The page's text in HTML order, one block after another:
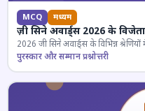
MCQ मध्यम
ज़ी सिने अवार्ड्स 2026 के विजेता
2026 जी सिने अवार्ड्स के विभिन्न
पुरस्कार और सम्मान प्रश्नोत्तरी